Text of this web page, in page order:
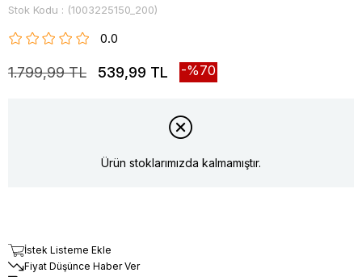
Stok Kodu (1003225150_200)
0.0
1.799,99 TL 539,99 TL 70
Ürün stoklarımızda kalmamıştır.
İstek Listeme Ekle
Fiyat Düşünce Haber Ver